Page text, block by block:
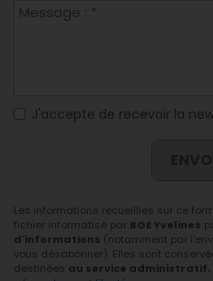
J'accepte de recevoir la
Les informations recueillies sur ce
fichier informatisé par BGE Yvelines
d'informations (notamment par
vous désabonner). Elles sont
destinées au service administratif.